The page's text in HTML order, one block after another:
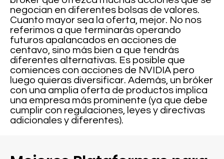
negocian en diferentes bolsas de valores.
Cuanto mayor sea la oferta, mejor. No nos
referimos a que terminarás operando
futuros apalancados en acciones de
centavo, sino más bien a que tendrás
diferentes alternativas. Es posible que
comiences con acciones de NVIDIA pero
luego quieras diversificar. Además, un bróker
con una amplia oferta de productos implica
una empresa más prominente (ya que debe
cumplir con regulaciones, leyes y directivas
adicionales y diferentes).